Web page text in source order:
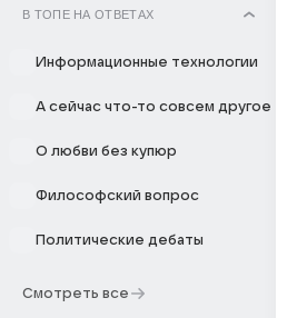
В ТОПЕ НА ОТВЕТАХ
Информационные технологии
А сейчас что-то совсем другое
О любви без купюр
Философский вопрос
Политические дебаты
Смотреть все